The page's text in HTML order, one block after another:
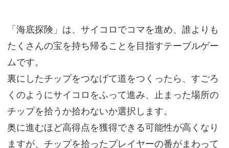
「海底探険」は、サイコロでコマを進め、誰よりも
たくさんの宝を持ち帰ることを目指すテーブルゲー
ムです。
裏にしたチップをつなげて道をつくったら、すごろ
くのようにサイコロをふって進み、止まった場所の
チップを拾うか拾わないか選択します。
奥に進むほど高得点を獲得できる可能性が高くなり
ますが、チップを拾ったプレイヤーの番がまわって